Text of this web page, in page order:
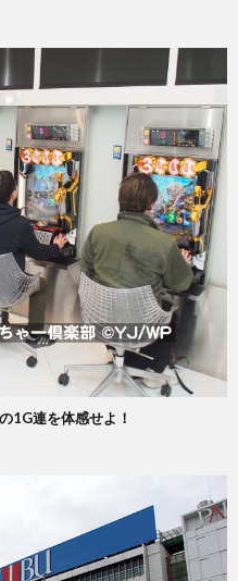
1G連を体感せよ！